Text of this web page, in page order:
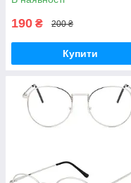
190 ₴ 200 ₴
Купити